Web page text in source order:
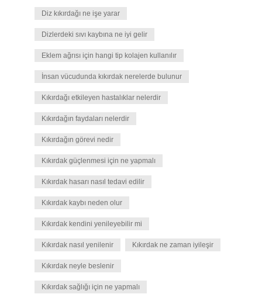
Diz kıkırdağı ne işe yarar
Dizlerdeki sıvı kaybına ne iyi gelir
Eklem ağrısı için hangi tip kolajen kullanılır
İnsan vücudunda kıkırdak nerelerde bulunur
Kıkırdağı etkileyen hastalıklar nelerdir
Kıkırdağın faydaları nelerdir
Kıkırdağın görevi nedir
Kıkırdak güçlenmesi için ne yapmalı
Kıkırdak hasarı nasıl tedavi edilir
Kıkırdak kaybı neden olur
Kıkırdak kendini yenileyebilir mi
Kıkırdak nasıl yenilenir Kıkırdak ne zaman iyileşir
Kıkırdak neyle beslenir
Kıkırdak sağlığı için ne yapmalı